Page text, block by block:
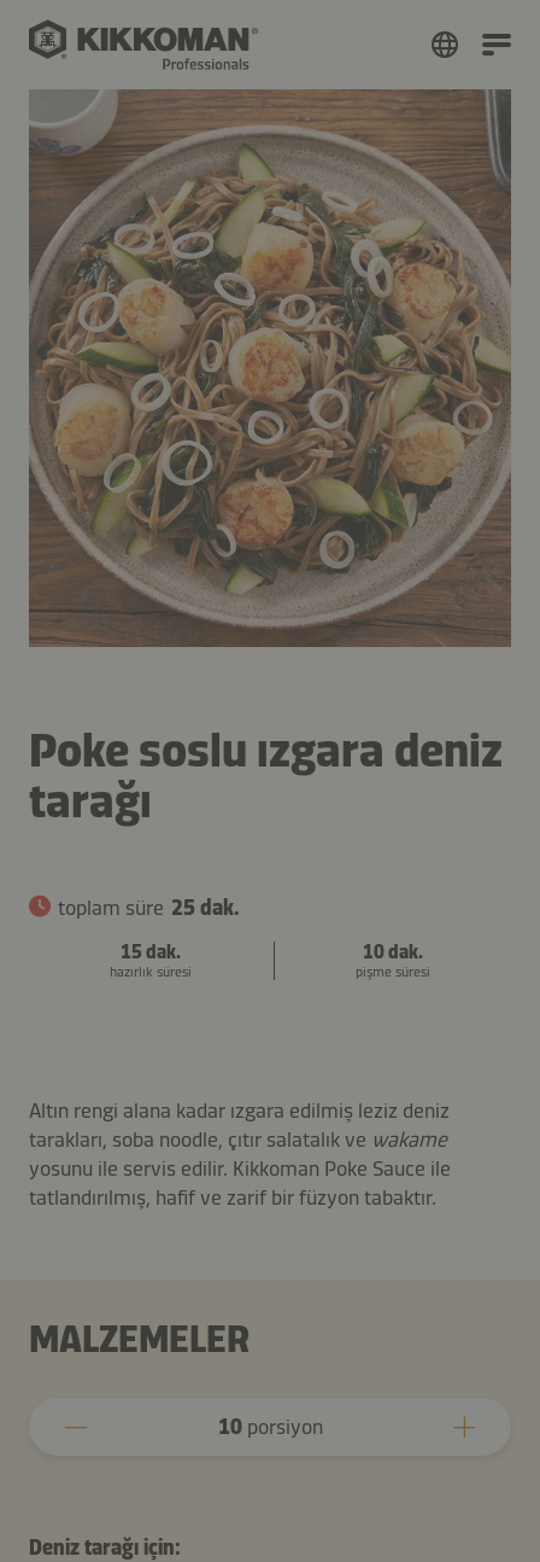
Poke soslu ızgara deniz
tarağı
toplam süre 25 dak.
15 dak.
hazırlık süresi
10 dak.
pişme süresi
Altın rengi alana kadar ızgara edilmiş leziz deniz
tarakları, soba noodle, çıtır salatalık ve wakame
yosunu ile servis edilir. Kikkoman Poke Sauce ile
tatlandırılmış, hafif ve zarif bir füzyon tabaktır.
MALZEMELER
10porsiyon
Deniz tarağı için: